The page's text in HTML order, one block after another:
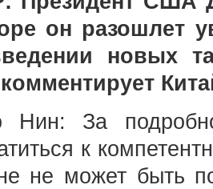
он разошлет
новых
Нин: За
к
не может быть